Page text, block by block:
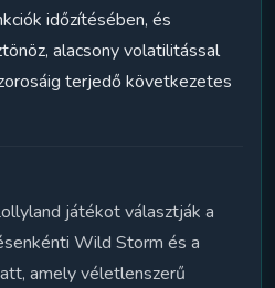
időzítésében, és
alacsony volatilitással
terjedő következetes
játékot választják a
Wild Storm és a
amely véletlenszerű